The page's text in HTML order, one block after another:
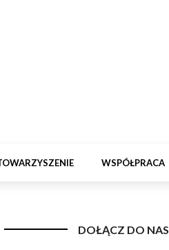
WSPÓŁPRACA
DOŁĄCZ DO NAS